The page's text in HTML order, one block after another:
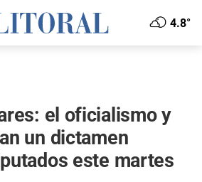
4.8°
el oficialismo y
un dictamen
este martes